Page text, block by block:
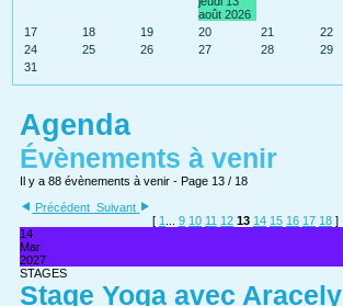
août 2026
17 18 19 20 21 22
24
25 26 27 28 29
31
Agenda
Évènements à venir
Il y a 88 évènements à venir - Page 13 / 18
Précédent Suivant
[ 1 9 10 11 12 13 14 15 16 17 18 ]
14
Mar
2027
STAGES
Stage Yoga avec Aracely